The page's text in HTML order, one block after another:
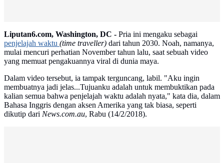
Liputan6.com, Washington, DC - Pria ini mengaku sebagai
penjelajah waktu (time traveller) dari tahun 2030. Noah, namanya,
mulai mencuri perhatian November tahun lalu, saat sebuah video
yang memuat pengakuannya viral di dunia maya.
Dalam video tersebut, ia tampak terguncang, labil. "Aku ingin
membuatnya jadi jelas...Tujuanku adalah untuk membuktikan pada
kalian semua bahwa penjelajah waktu adalah nyata," kata dia, dalam
Bahasa Inggris dengan aksen Amerika yang tak biasa, seperti
dikutip dari News.com.au, Rabu (14/2/2018).